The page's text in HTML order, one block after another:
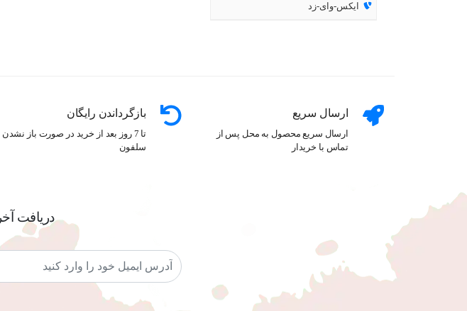
ایکس-وای-زد
ارسال سریع
ارسال سریع محصول به محل پس از
تماس با خریدار
بازگرداندن رایگان
تا 7 روز بعد از خرید در صورت باز نشدن
سلفون
دریافت